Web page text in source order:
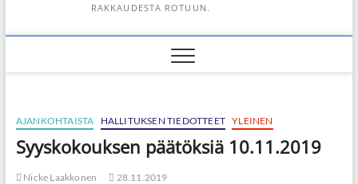
RAKKAUDESTA ROTUUN.
AJANKOHTAISTA HALLITUKSEN TIEDOTTEET YLEINEN
Syyskokouksen päätöksiä 10.11.2019
Nicke Laakkonen 28.11.2019